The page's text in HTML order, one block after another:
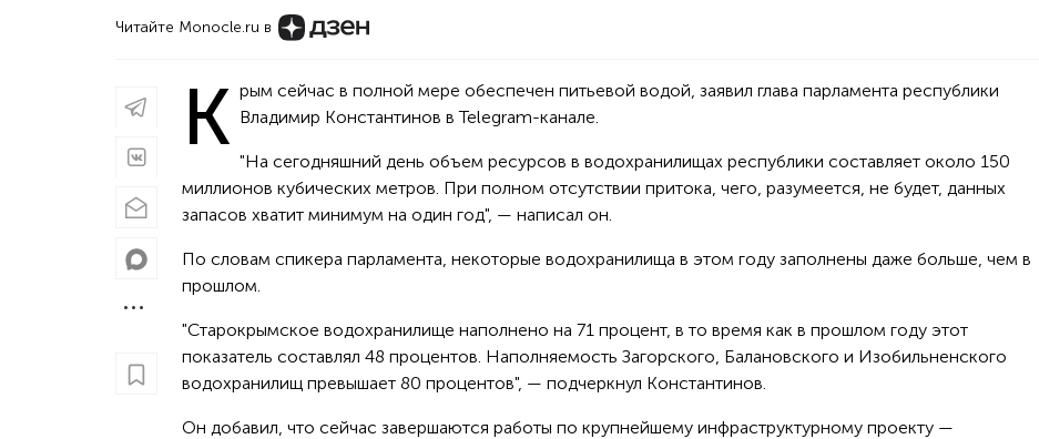
Читайте Monocle.ru в
К рым сейчас в полной мере обеспечен питьевой водой, заявил глава парламента республики
Владимир Константинов в Telegram-канале.
"На сегодняшний день объем ресурсов в водохранилищах республики составляет около 150
миллионов кубических метров. При полном отсутствии притока, чего, разумеется, не будет, данных
запасов хватит минимум на один год", — написал он.
По словам спикера парламента, некоторые водохранилища в этом году заполнены даже больше, чем в
прошлом.
"Старокрымское водохранилище наполнено на 71 процент, в то время как в прошлом году этот
показатель составлял 48 процентов. Наполняемость Загорского, Балановского и Изобильненского
водохранилищ превышает 80 процентов", — подчеркнул Константинов.
Он добавил, что сейчас завершаются работы по крупнейшему инфраструктурному проекту —